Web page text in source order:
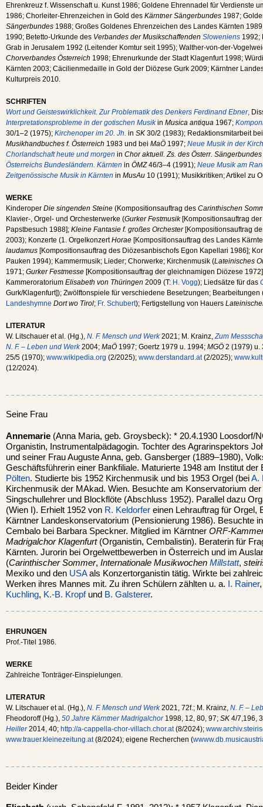
Ehrenkreuz f. Wissenschaft u. Kunst 1986; Goldene Ehrennadel für Verdienste
1986; Chorleiter-Ehrenzeichen in Gold des Kärntner Sängerbundes 1987;
Sängerbundes 1988; Großes Goldenes Ehrenzeichen des Landes Kärnten
1990; Betetto-Urkunde des Verbandes der Musikschaffenden Sloweniens 1992;
Grab in Jerusalem 1992 (Leitender Komtur seit 1995); Walther-von-der-
Chorverbandes Österreich 1998; Ehrenurkunde der Stadt Klagenfurt 1998;
Kärnten 2003; Cäcilienmedaille in Gold der Diözese Gurk 2009; Kärntner
Kulturpreis 2010.
SCHRIFTEN
Wort und Geisteswirklichkeit. Zur Problematik des Denkers Ferdinand Ebner,
Interpretationsprobleme in der gotischen Musikin Musica antiqua 1967;
30/1–2 (1975); Kirchenoper im 20. Jh. in SK 30/2 (1983); Redaktionsmitarbeit
Musikhandbuches f. Österreich 1983 und bei MaÖ 1997; Neue Musik in der
Chorlandschaft heute und morgen in Chor aktuell. Zs. des Österr. Sängerbundes
Österreichs Bundesländern. Kärnten in ÖMZ46/3–4 (1991); Neue Musik am
Zeitgenössische Musik in Kärnten in MusAu 10 (1991); Musikkritiken; Artikel zu
WERKE
Kinderoper Die singenden Steine (Kompositionsauftrag des Carinthischen
Klavier-, Orgel- und Orchesterwerke (Gurker Festmusik[Kompositionsauftrag
Papstbesuch 1988]; Kleine Fantasie f. großes Orchester[Kompositionsauftrag
2003); Konzerte (1. OrgelkonzertHorae [Kompositionsauftrag des Landes
laudamus [Kompositionsauftrag des Diözesanbischofs Egon Kapellari 1986];
Pauken 1994); Kammermusik; Lieder; Chorwerke; Kirchenmusik (Lateinisches
1971; Gurker Festmesse [Kompositionsauftrag der gleichnamigen Diözese
Kammeroratorium Elisabeth von Thüringen 2009 (T: H. Vogg); Liedsätze für das
Gurk/Klagenfurt]); Zwölftonspiele für verschiedene Besetzungen; Bearbeitungen
Landeshymne Dort wo Tirol; Fr. Schubert); Fertigstellung von Hauers
LITERATUR
W. Litschauer et al. (Hg.), N. F. Mensch und Werk2021; M. Krainz, Zum
N. F. – Leben und Werk2004; MaÖ 1997; Goertz 1979 u. 1994; MGÖ 2 (1979) u.
25/5 (1970); www.wikipedia.org (2/2025); www.derstandard.at(2/2025);
(12/2024).
Seine Frau
Annemarie (Anna Maria, geb. Groysbeck): * 20.4.1930 Loosdorf/
Organistin, Instrumentalpädagogin. Tochter des Agrarinspektors
und seiner Frau Auguste Anna, geb. Gansberger (1889–1980),
Geschäftsführerin einer Bankfiliale. Maturierte 1948 am Institut
Pölten. Studierte bis 1952 Kirchenmusik und bis 1953 Orgel (beiA.
Kirchenmusik der MAkad. Wien. Besuchte am Konservatorium
Singschullehrer und Blockflöte (Abschluss 1952). Parallel dazu
(Wien I). Erhielt 1952 von R. Keldorfer einen Lehrauftrag für Orgel,
Kärntner Landeskonservatorium (Pensionierung 1986). Besuchte
Cembalo bei Barbara Speckner. Mitglied im Kärntner ORF-
Madrigalchor Klagenfurt(Organistin, Cembalistin). Beraterin für
Kärnten. Jurorin bei Orgelwettbewerben in Österreich und im
(Carinthischer Sommer, Internationale Musikwochen Millstatt,
Mexiko und den USAals Konzertorganistin tätig. Wirkte bei
Werken ihres Mannes mit. Zu ihren Schülern zählten u. a.
I. Rainer
Kuchling, K.-B. Kropfund B. Galsterer.
EHRUNGEN
Prof.-Titel 1986.
WERKE
Zahlreiche Tonträger-Einspielungen.
LITERATUR
W. Litschauer et al. (Hg.), N. F. Mensch und Werk2021, 72f.; M. Krainz, N. F. –
Fheodoroff (Hg.), 50 Jahre Kärntner Madrigalchor1998, 12, 80, 97; SK 4/7,196,
Heiller2014, 40; http://a-cappella-chor-villach.chor.at(8/2024);
www.trauer.kleinezeitung.at(8/2024); eigene Recherchen (
Beider Kinder